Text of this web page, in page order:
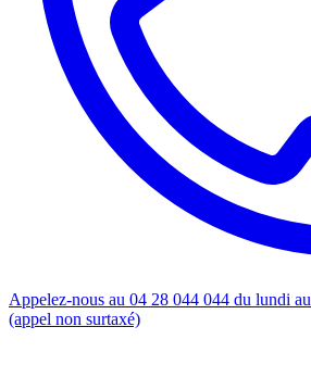
Appelez-nous au 04 28 044 044 du lundi
(appel non surtaxé)